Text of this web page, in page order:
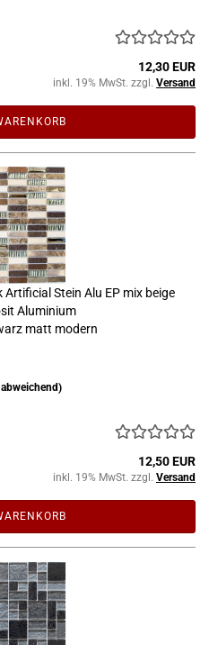
12,30 EUR
inkl. 19% MwSt. zzgl. Versand
Stein Alu EP mix beige
Aluminium
matt modern
12,50 EUR
inkl. 19% MwSt. zzgl. Versand